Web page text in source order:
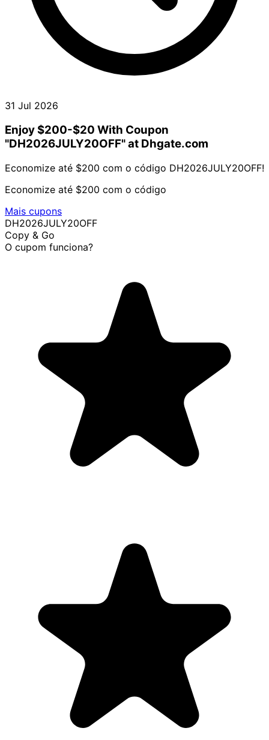
31 Jul 2026
Enjoy $200-$20 With Coupon
"DH2026JULY20OFF" at Dhgate.com
Economize até $200 com o código DH2026JULY20OFF!
Economize até $200 com o código
Mais cupons
DH2026JULY20OFF
Copy & Go
O cupom funciona?